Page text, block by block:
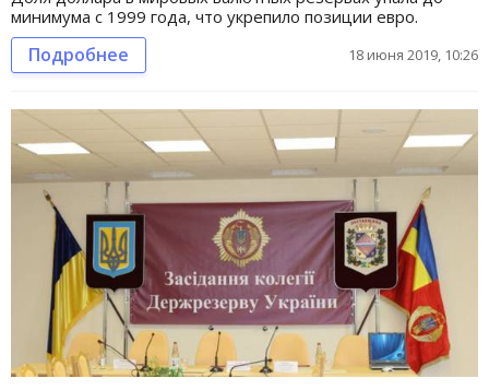
минимума с 1999 года, что укрепило позиции евро.
Подробнее 18 июня 2019, 10:26